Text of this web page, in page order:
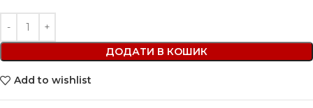
ДОДАТИ В КОШИК
Add to wishlist